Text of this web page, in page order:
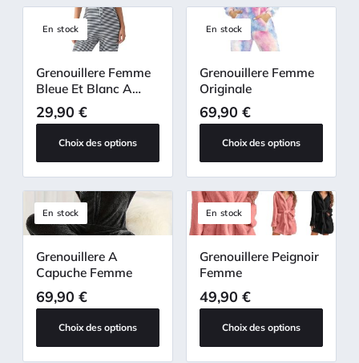
En stock
Grenouillere Femme
Bleue Et Blanc A
Rayures
29,90 €
Choix des options
En stock
Grenouillere Femme
Originale
69,90 €
Choix des options
En stock
Grenouillere A
Capuche Femme
69,90 €
Choix des options
En stock
Grenouillere Peignoir
Femme
49,90 €
Choix des options